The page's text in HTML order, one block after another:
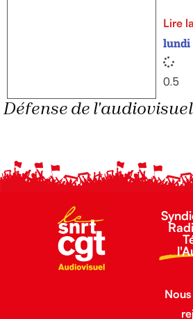
Lire
lundi
Défense de